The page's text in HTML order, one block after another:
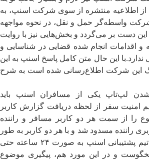
اطلاعیه منتشره از سوی شرکت اسنپ، به
واسطه‌گر حمل و نقل، در نحوه مواجهه
این دست بر می‌گردد و بخش‌هایی نیز با روایت
و اقدامات انجام شده قضایی در شناسایی و
این حال متن کامل پاسخ اسنپ به این
این شرکت اطلاع‌رسانی شده است به شرح
لپ‌تاپ یکی از مسافران اسنپ باید
امنیت سفر از لحظه‌ دریافت گزارش کاربر
را از سمت هر دو کاربر مسافر و راننده
راننده مسدود شد و با هر دو کاربر به طور
مداوم در تماس بودیم. تیم پشتیبانی اسنپ به صورت ۲۴ ساعته حتی
و در این مورد هم، پیگیری موضوع